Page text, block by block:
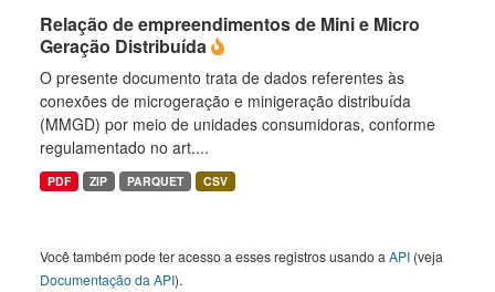
Relação de empreendimentos de Mini e Micro
Geração Distribuída
O presente documento trata de dados referentes às
conexões de microgeração e minigeração distribuída
(MMGD) por meio de unidades consumidoras, conforme
regulamentado no art....
PDF ZIP PARQUET CSV
Você também pode ter acesso a esses registros usando a API (veja
Documentação da API).